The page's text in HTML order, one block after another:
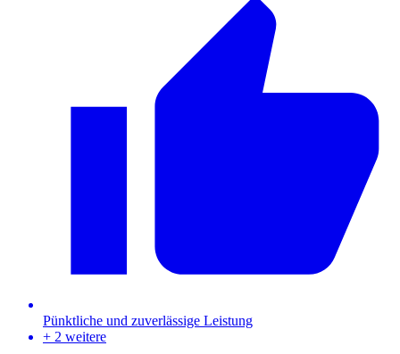
Pünktliche und zuverlässige Leistung
+ 2 weitere